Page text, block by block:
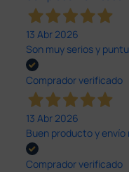
13 Abr 2026
Son muy serios y
Comprador verificado
13 Abr 2026
Buen producto y
Comprador verificado